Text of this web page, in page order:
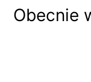
Obecnie